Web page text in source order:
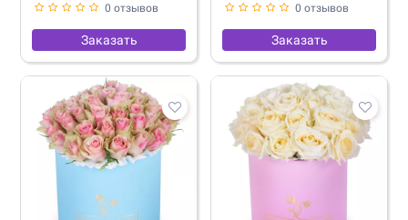
0 отзывов
Заказать
0 отзывов
Заказать